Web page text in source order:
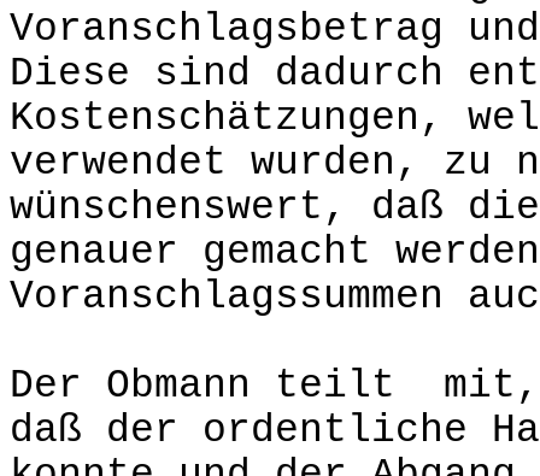
Voranschlagsbetrag
Diese sind dadurch
Kostenschätzungen,
verwendet wurden, zu
wünschenswert, daß
genauer gemacht
Voranschlagssummen
Der Obmann teilt
daß der ordentliche